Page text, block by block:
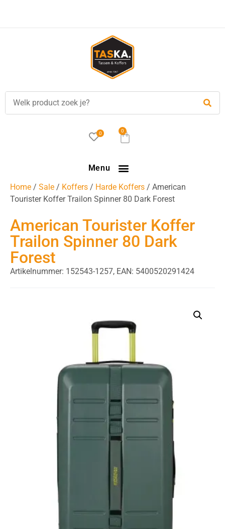
besteld, is vandaag verzonden!
0 0
Menu
Home / Sale / Koffers / Harde Koffers / American
Tourister Koffer Trailon Spinner 80 Dark Forest
American Tourister Koffer
Trailon Spinner 80 Dark
Forest
Artikelnummer: 152543-1257, EAN: 5400520291424